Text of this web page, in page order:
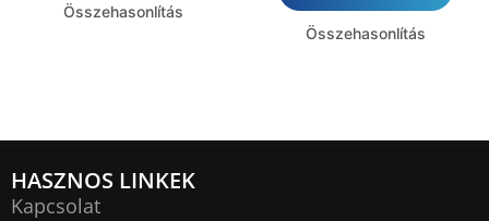
Összehasonlítás
Összehasonlítás
HASZNOS LINKEK
Kapcsolat